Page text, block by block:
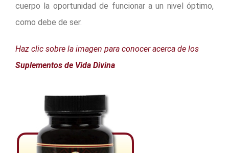
cuerpo la oportunidad de funcionar a un nivel óptimo,
como debe de ser.
Haz clic sobre la imagen para conocer acerca de los
Suplementos de Vida Divina